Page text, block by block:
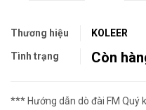
Thương hiệu KOLEER
Tình trạng Còn
*** Hướng dẫn dò đài FM Quý